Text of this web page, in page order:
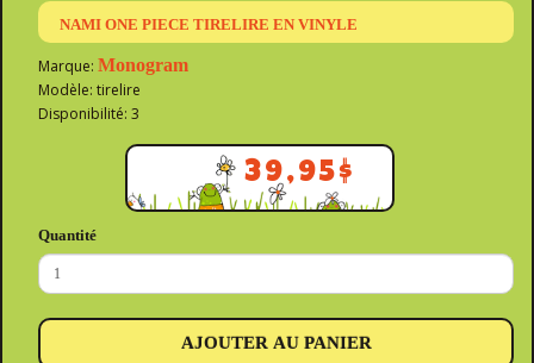
NAMI ONE PIECE TIRELIRE EN VINYLE
Marque: Monogram
Modèle: tirelire
Disponibilité: 3
39,95$
Quantité
AJOUTER AU PANIER